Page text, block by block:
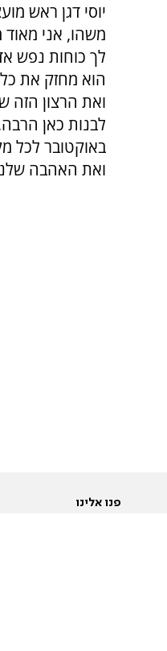
יוסי דגן ראש
משהו, אני
לך כוחות נפש
הוא מחזק את
ואת הרצון
לבנות כאן
באוקטובר לכל
ואת האהבה
פנו אלינו